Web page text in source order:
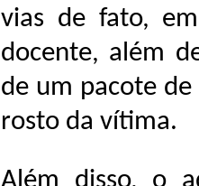
vias de fato,
docente, além
de um pacote
rosto da vítima.